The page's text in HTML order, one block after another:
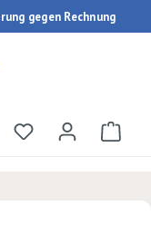
gegen Rechnung
Du hast 0